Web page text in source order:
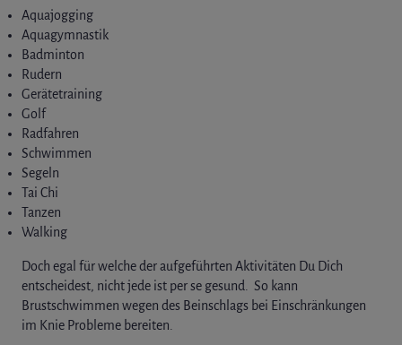
Aquajogging
Aquagymnastik
Badminton
Rudern
Gerätetraining
Golf
Radfahren
Schwimmen
Segeln
Tai Chi
Tanzen
Walking
Doch egal für welche der aufgeführten Aktivitäten Du Dich
entscheidest, nicht jede ist per se gesund. So kann
Brustschwimmen wegen des Beinschlags bei Einschränkungen
im Knie Probleme bereiten.